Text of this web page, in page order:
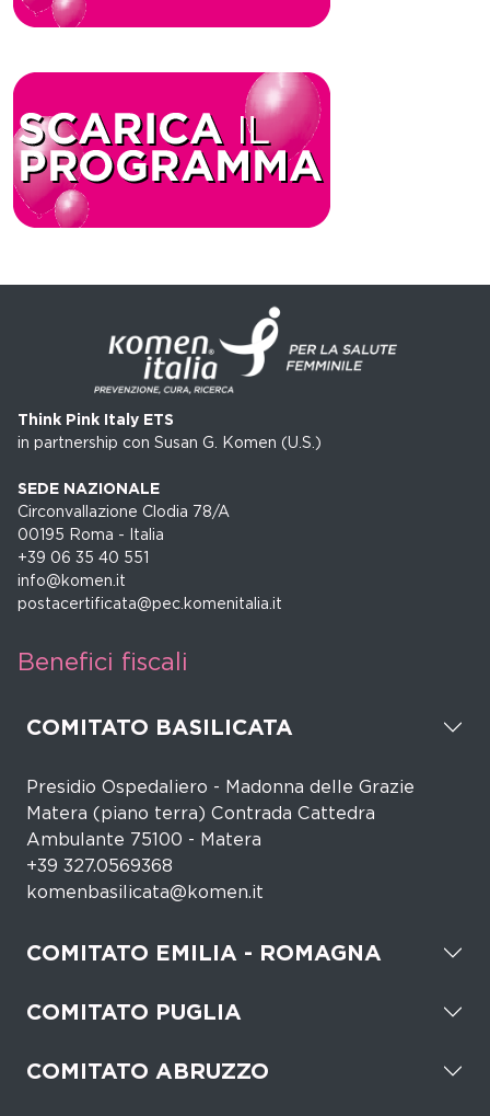
Think Pink Italy ETS
in partnership con Susan G. Komen (U.S.)
SEDE NAZIONALE
Circonvallazione Clodia 78/A
00195 Roma - Italia
+39 06 35 40 551
info@komen.it
postacertificata@pec.komenitalia.it
Benefici fiscali
COMITATO BASILICATA
Presidio Ospedaliero - Madonna delle Grazie
Matera (piano terra) Contrada Cattedra
Ambulante 75100 - Matera
+39 327.0569368
komenbasilicata@komen.it
COMITATO EMILIA - ROMAGNA
COMITATO PUGLIA
COMITATO ABRUZZO